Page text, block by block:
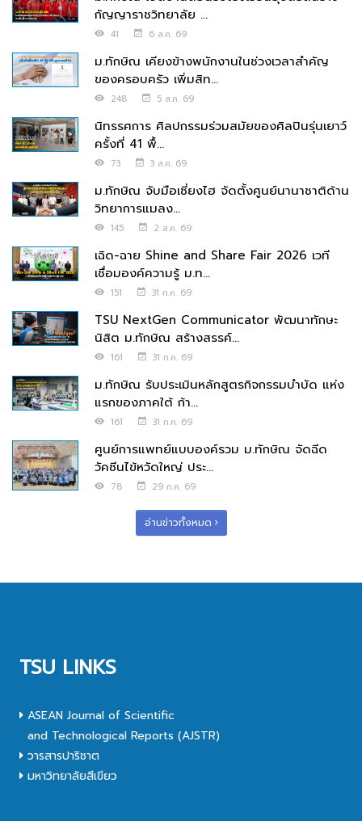
กัญญาราชวิทยาลัย ...
41 6 ส.ค. 69
ม.ทักษิณ เคียงข้างพนักงานในช่วงเวลาสำคัญ
ของครอบครัว เพิ่มสิท...
248 5 ส.ค. 69
นิทรรศการ ศิลปกรรมร่วมสมัยของศิลปินรุ่นเยาว์
ครั้งที่ 41 พื้...
73 3 ส.ค. 69
ม.ทักษิณ จับมือเซี่ยงไฮ จัดตั้งศูนย์นานาชาติด้าน
วิทยาการแมลง...
145 2 ส.ค. 69
เฉิด-ฉาย Shine and Share Fair 2026 เวที
เชื่อมองค์ความรู้ ม.ท...
151 31 ก.ค. 69
TSU NextGen Communicator พัฒนาทักษะ
นิสิต ม.ทักษิณ สร้างสรรค์...
161 31 ก.ค. 69
ม.ทักษิณ รับประเมินหลักสูตรกิจกรรมบำบัด แห่ง
แรกของภาคใต้ ก้า...
161 31 ก.ค. 69
ศูนย์การแพทย์แบบองค์รวม ม.ทักษิณ จัดฉีด
วัคซีนไข้หวัดใหญ่ ประ...
78 29 ก.ค. 69
อ่านข่าวทั้งหมด
TSU LINKS
ASEAN Journal of Scientific
and Technological Reports (AJSTR)
วารสารปาริชาต
มหาวิทยาลัยสีเขียว